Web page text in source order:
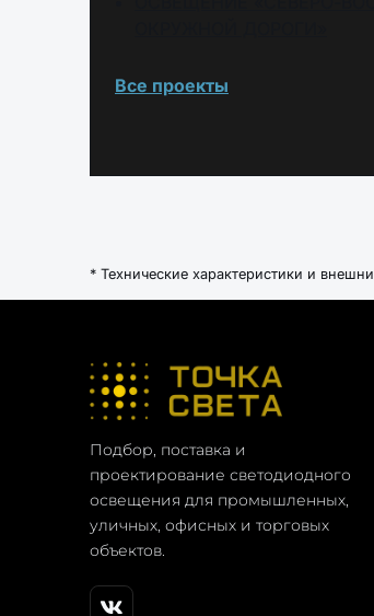
Все проекты
* Технические характеристики и
Подбор, поставка и
проектирование светодиодного
освещения для промышленных,
уличных, офисных и торговых
объектов.